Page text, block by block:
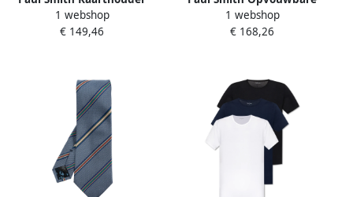
Black Heren
1 webshop
€ 149,46
kaarthouder Black Heren
1 webshop
€ 168,26